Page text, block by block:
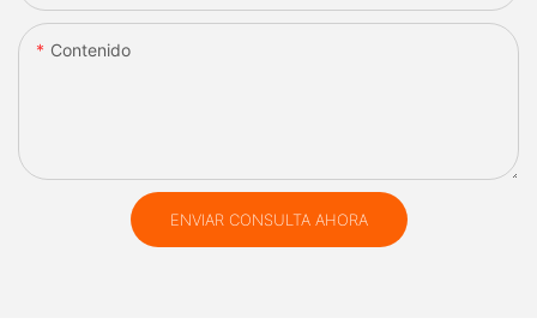
Contenido
ENVIAR CONSULTA AHORA